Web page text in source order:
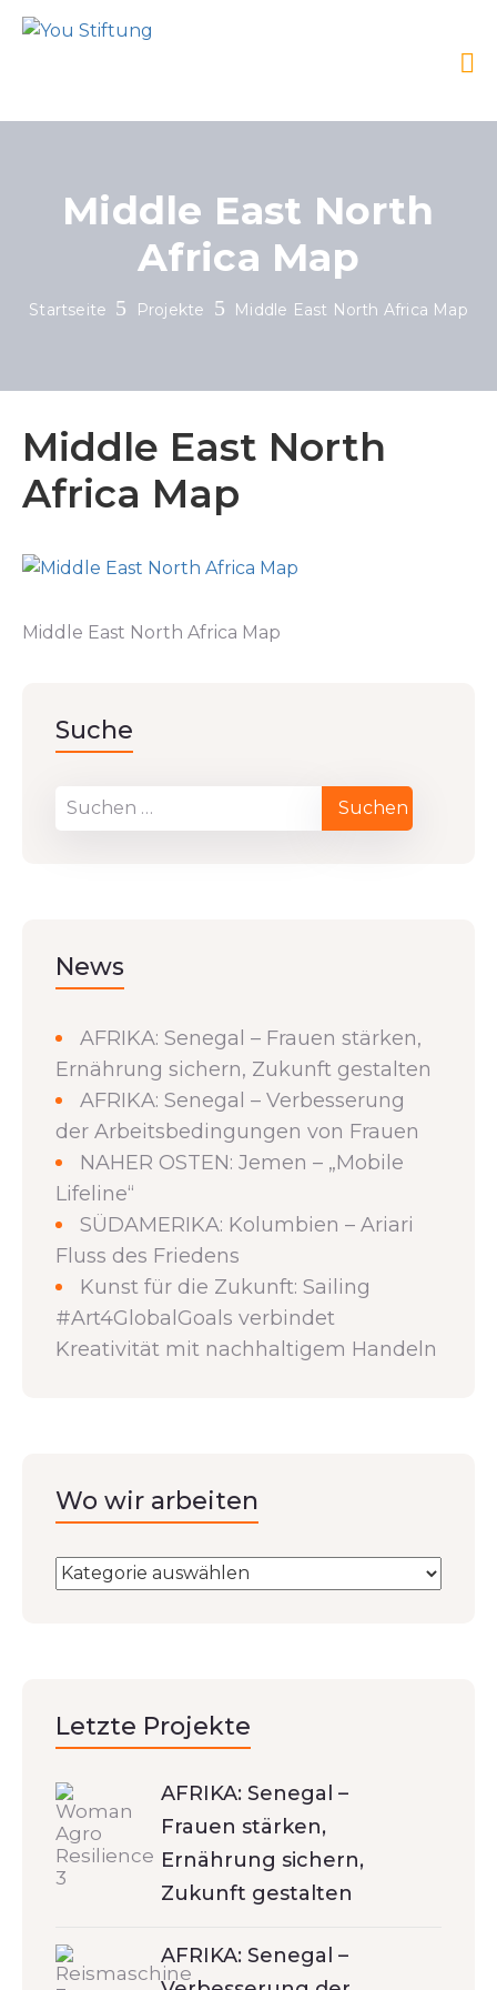
Middle East North
Africa Map
Startseite Projekte Middle East North Africa Map
Middle East North
Africa Map
Middle East North Africa Map
Suche
News
AFRIKA: Senegal – Frauen stärken,
Ernährung sichern, Zukunft gestalten
AFRIKA: Senegal – Verbesserung
der Arbeitsbedingungen von Frauen
NAHER OSTEN: Jemen – „Mobile
Lifeline“
SÜDAMERIKA: Kolumbien – Ariari
Fluss des Friedens
Kunst für die Zukunft: Sailing
#Art4GlobalGoals verbindet
Kreativität mit nachhaltigem Handeln
Wo wir arbeiten
Letzte Projekte
AFRIKA: Senegal –
Frauen stärken,
Ernährung sichern,
Zukunft gestalten
AFRIKA: Senegal –